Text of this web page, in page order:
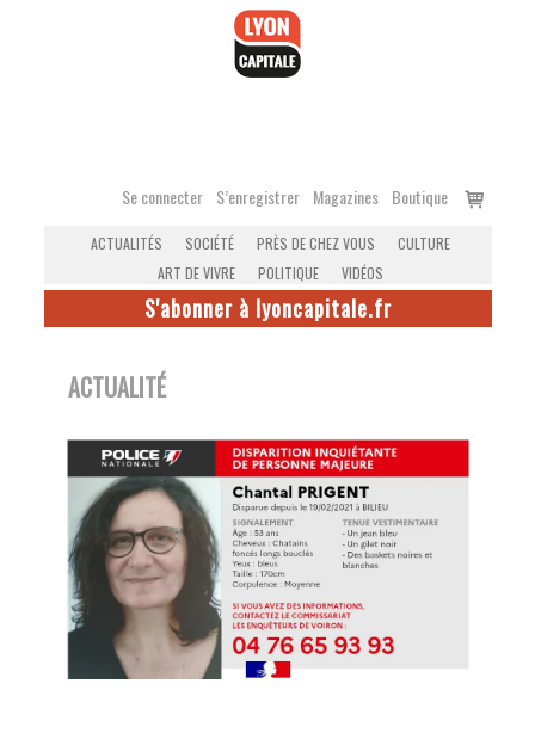
Se connecter S’enregistrer Magazines Boutique
Voir
ACTUALITÉS SOCIÉTÉ PRÈS DE CHEZ VOUS
CULTURE
ART DE VIVRE
POLITIQUE VIDÉOS
S'abonner à lyoncapitale.fr
ACTUALITÉ